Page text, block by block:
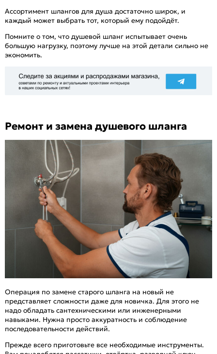
Ассортимент шлангов для душа достаточно широк, и
каждый может выбрать тот, который ему подойдёт.
Помните о том, что душевой шланг испытывает очень
большую нагрузку, поэтому лучше на этой детали сильно не
экономить.
Ремонт и замена душевого шланга
Операция по замене старого шланга на новый не
представляет сложности даже для новичка. Для этого не
надо обладать сантехническими или инженерными
навыками. Нужна просто аккуратность и соблюдение
последовательности действий.
Прежде всего приготовьте все необходимые инструменты.